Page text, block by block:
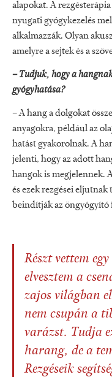
alapokat. A
nyugati gyógykezelés
alkalmazzák. Olyan
amelyre a sejtek és a
– Tudjuk, hogy a
gyógyhatása?
– A hang a dolgokat
anyagokra, például az
hatást gyakorolnak. A
jelenti, hogy az adott
hangok is megjelennek.
és ezek rezgései
beindítják az öngyógyító
Részt vettem
elvesztem a
zajos világban
nem csupán a
varázst. Tudja
harang, de a
Rezgéseik